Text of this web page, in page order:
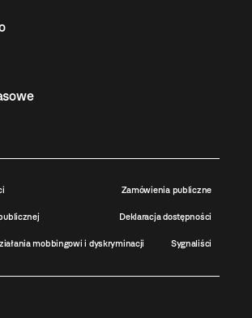
Zamówienia publiczne
Deklaracja dostępności
mobbingowi i dyskryminacji Sygnaliści